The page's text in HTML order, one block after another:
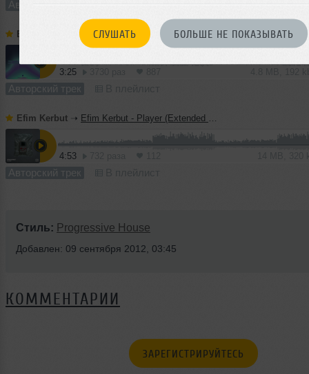
СЛУШАТЬ БОЛЬШЕ НЕ ПОКАЗЫВАТЬ
Авторский трек
Efim Kerbut ➝ Efim Kerbut - Delante (Extended mix)
3:25
Авторский трек
Efim Kerbut ➝ Efim Kerbut - Player (Extended Mix)
4:53
Авторский трек
Стиль: Progressive House
Добавлен: 09 сентября 2012, 03:45
КОММЕНТАРИИ
ЗАРЕГИСТРИРУЙТЕСЬ